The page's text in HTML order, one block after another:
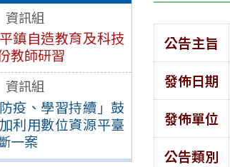
資訊組
鎮自造教育及科技
教師研習
資訊組
疫、學習持續」鼓
利用數位資源平臺
一案
公告主旨
發佈日期
發佈單位
公告類別